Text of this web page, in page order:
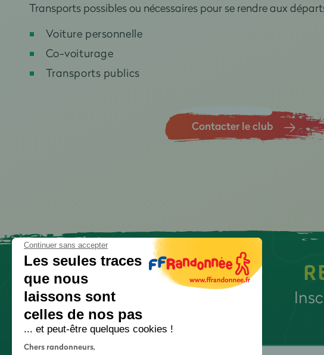
Transports possibles ou nécessaires pour se rendre aux
Voiture personnelle
Co-voiturage
Transports publics
Contacter le club
Continuer sans accepter
Les seules traces
que nous
laissons sont
celles de nos pas
... et peut-être quelques cookies !
Chers randonneurs,